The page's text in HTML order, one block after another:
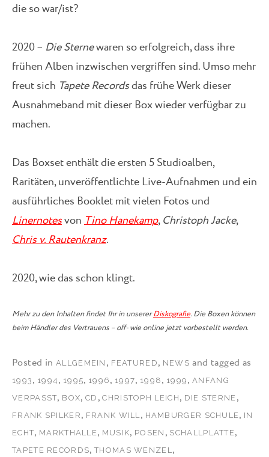
die so war/ist?
2020 – Die Sternewaren so erfolgreich, dass ihre
frühen Alben inzwischen vergriffen sind. Umso mehr
freut sich Tapete Recordsdas frühe Werk dieser
Ausnahmeband mit dieser Box wieder verfügbar zu
machen.
Das Boxset enthält die ersten 5 Studioalben,
Raritäten, unveröffentlichte Live-Aufnahmen und ein
ausführliches Booklet mit vielen Fotos und
LinernotesvonTino Hanekamp,Christoph Jacke,
Chris v. Rautenkranz.
2020, wie das schon klingt.
Mehr zu den Inhalten findet Ihr in unsererDiskografie. Die Boxen können
beim Händler des Vertrauens – off- wie online jetzt vorbestellt werden.
Posted in ALLGEMEIN , FEATURED , NEWS and tagged as
1993 , 1994 , 1995, 1996 , 1997, 1998 , 1999 ,ANFANG
VERPASST, BOX, CD ,CHRISTOPH LEICH , DIE STERNE ,
FRANK SPILKER , FRANK WILL, HAMBURGER SCHULE, IN
ECHT, MARKTHALLE, MUSIK, POSEN , SCHALLPLATTE,
TAPETE RECORDS,THOMAS WENZEL,